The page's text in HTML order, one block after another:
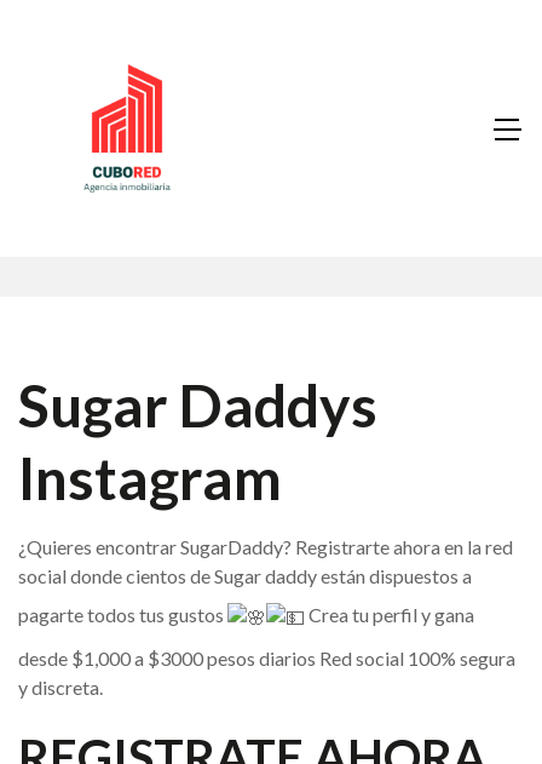
Sugar Daddys
Instagram
¿Quieres encontrar SugarDaddy? Registrarte ahora en la red
social donde cientos de Sugar daddy están dispuestos a
pagarte todos tus gustos
Crea tu perfil y gana
desde $1,000 a $3000 pesos diarios Red social 100% segura
y discreta.